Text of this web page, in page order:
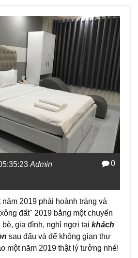
Admin
0
năm 2019 phải hoành tráng và
đất" 2019 bằng một chuyến
bè, gia đình, nghỉ ngơi tại khách
sau đấu và để không gian thư
một năm 2019 thật lý tưởng nhé!